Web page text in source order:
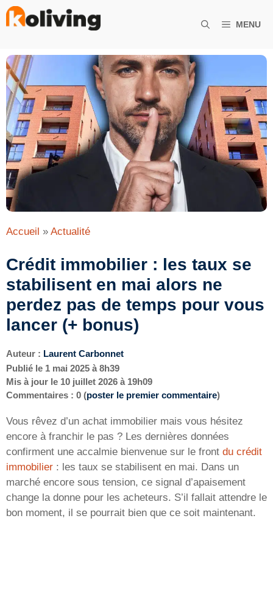
Aller
MENU
Accueil » Actualité
Crédit immobilier : les taux se
stabilisent en mai alors ne
perdez pas de temps pour vous
lancer (+ bonus)
Auteur : Laurent Carbonnet
Publié le 1 mai 2025 à 8h39
Mis à jour le 10 juillet 2026 à 19h09
Commentaires : 0 (poster le premier commentaire)
Vous rêvez d’un achat immobilier mais vous hésitez
encore à franchir le pas ? Les dernières données
confirment une accalmie bienvenue sur le front du crédit
immobilier : les taux se stabilisent en mai. Dans un
marché encore sous tension, ce signal d’apaisement
change la donne pour les acheteurs. S’il fallait attendre le
bon moment, il se pourrait bien que ce soit maintenant.